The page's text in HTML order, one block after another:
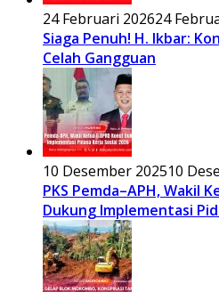
24 Februari 202624
Siaga Penuh! H. Ikbar:
Celah Gangguan
10 Desember 202510
PKS Pemda–APH, Wakil
Dukung Implementasi